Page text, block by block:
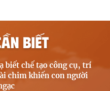
BIẾT
biết chế tạo công cụ, trí
chim khiến con người